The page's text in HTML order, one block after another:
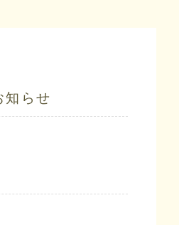
知らせ